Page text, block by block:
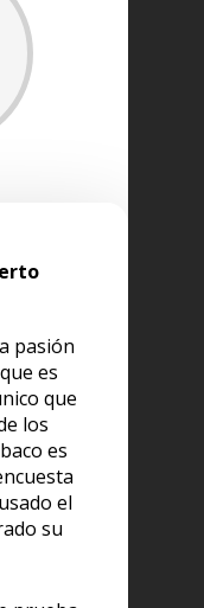
pasión
es
que
los
es
el
su